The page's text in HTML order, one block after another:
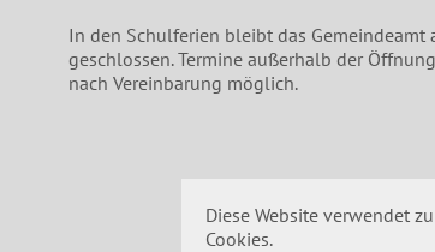
Diese Website verwendet
Cookies.
In den Schulferien bleibt das Gemeindeamt
geschlossen. Termine außerhalb der
nach Vereinbarung möglich.